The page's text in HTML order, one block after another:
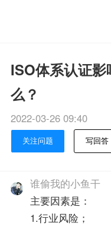
ISO体系认证
么？
2022-03-26 09:40
关注问题 写回答
谁偷我的小鱼干
主要因素是：
1.行业风险；